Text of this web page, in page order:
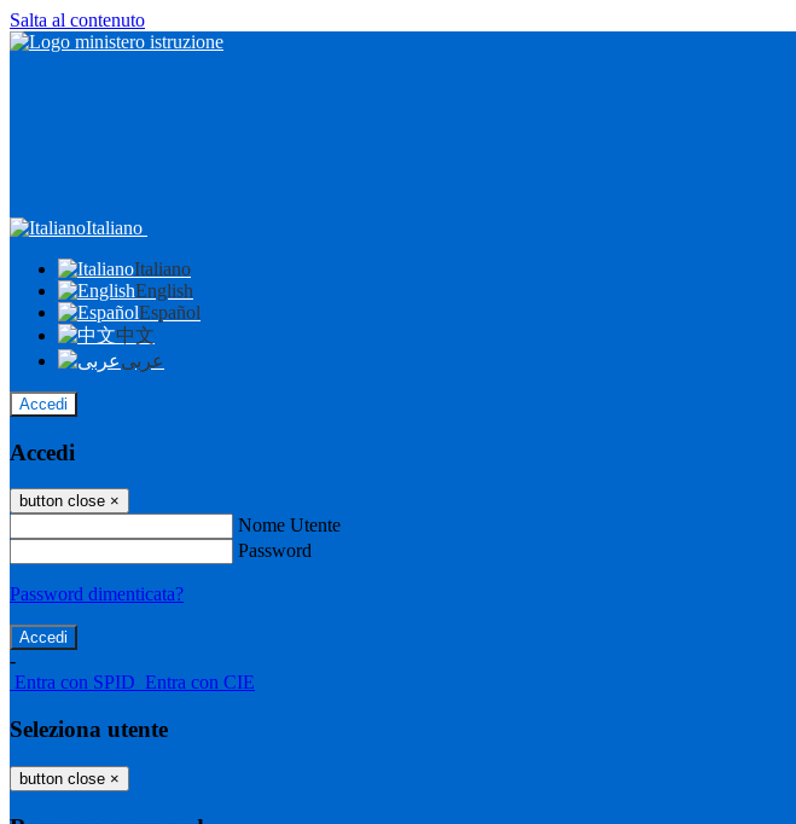
Salta al contenuto
Italiano
Italiano
English
Español
中文
عربى
Accedi
Accedi
button close ×
Nome Utente
Password
Password dimenticata?
-
Entra con SPID Entra con CIE
Seleziona utente
button close ×